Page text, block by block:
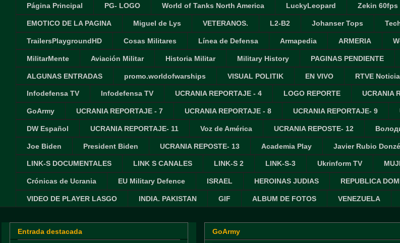
Página Principal PG- LOGO World of Tanks North America LuckyLeopard Zekin 60fps
EMOTICO DE LA PAGINA Miguel de Lys VETERANOS. L2-B2 Johanser Tops
TrailersPlaygroundHD Cosas Militares Línea de Defensa Armapedia ARMERIA
MilitarMente Aviación Militar Historia Militar Military History PAGINAS PENDIENTE
ALGUNAS ENTRADAS promo.worldofwarships VISUAL POLITIK EN VIVO RTVE
Infodefensa TV Infodefensa TV UCRANIA REPORTAJE - 4 LOGO REPORTE UCRANIA
GoArmy UCRANIA REPORTAJE - 7 UCRANIA REPORTAJE - 8 UCRANIA REPORTAJE- 9
DW Español UCRANIA REPORTAJE- 11 Voz de América UCRANIA REPOSTE- 12
Joe Biden President Biden UCRANIA REPOSTE- 13 Academia Play Javier Rubio Donzé
LINK-S DOCUMENTALES LINK S CANALES LINK-S 2 LINK-S-3 Ukrinform TV
Crónicas de Ucrania EU Military Defence ISRAEL HEROINAS JUDIAS REPUBLICA
VIDEO DE PLAYER LASGO INDIA. PAKISTAN GIF ALBUM DE FOTOS VENEZUELA
GoArmy
Entrada destacada